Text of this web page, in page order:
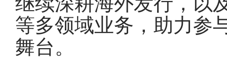
等多领域业务，助力参
舞台。